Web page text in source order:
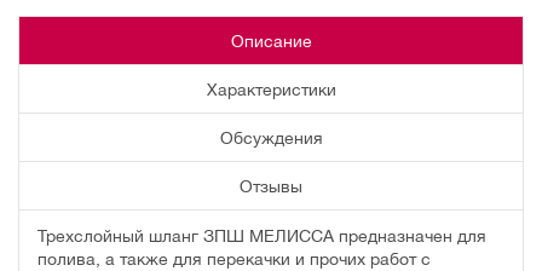
Описание
Характеристики
Обсуждения
Отзывы
Трехслойный шланг ЗПШ МЕЛИССА предназначен для
полива, а также для перекачки и прочих работ с